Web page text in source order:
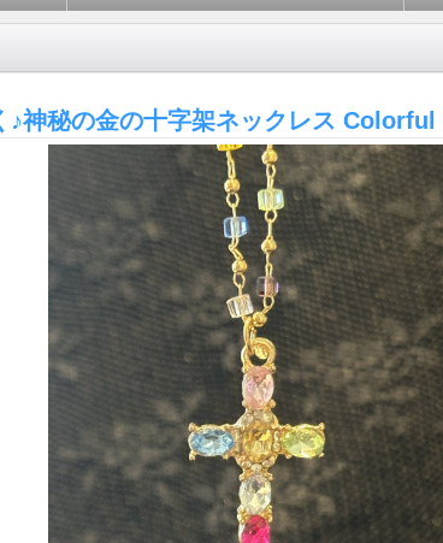
♪神秘の金の十字架ネックレス Colorful